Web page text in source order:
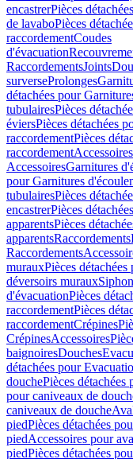
encastrerPièces
de lavaboPièces
raccordementCoudes
d'évacuation
RaccordementsJoints
surverseProlonges
détachées pour
tubulairesPièces
éviersPièces détachées
raccordementPièces
raccordementAccessoires
AccessoiresGarnitures
pour Garnitures
tubulairesPièces
encastrerPièces
apparentsPièces
apparentsRaccordements
Raccordements
murauxPièces
déversoirs muraux
d'évacuationPièces
raccordementPièces
raccordementCrépines
CrépinesAccessoires
baignoiresDouches
détachées pour
douchePièces
pour caniveaux de
caniveaux de douche
piedPièces détachées
piedAccessoires pour
piedPièces détachées